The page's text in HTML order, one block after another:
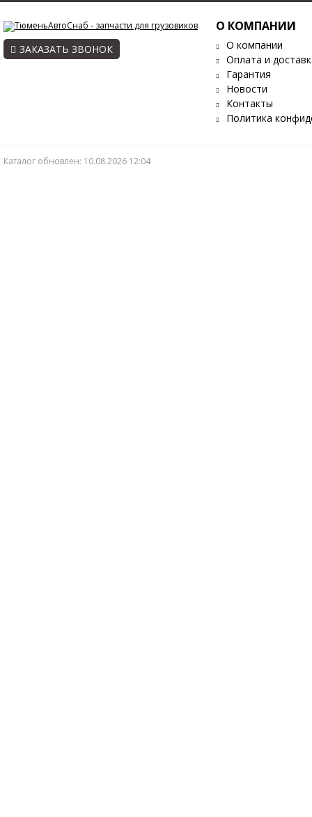
ЗАКАЗАТЬ ЗВОНОК
О КОМПАНИИ
О компании
Оплата и
Гарантия
Новости
Контакты
Политика
Каталог обновлен: 10.08.2026 12:04